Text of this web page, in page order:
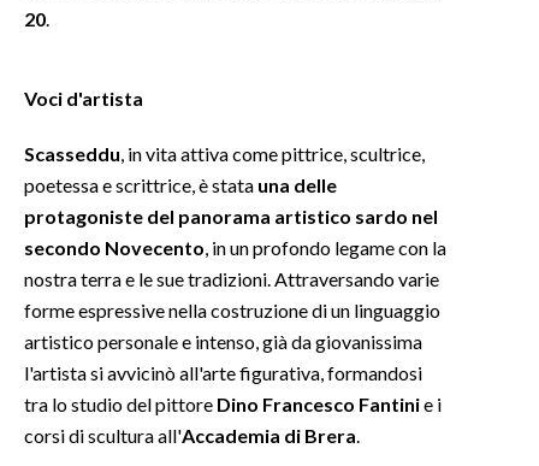
INSULARITÀ
ABBONATI
ANNUNCI
NECROLOGI
PUBBLICITÀ
20
Voci d'artista
Scasseddu , in vita attiva come pittrice, scultrice,
poetessa e scrittrice, è stata una delle
protagoniste del panorama artistico sardo nel
secondo Novecento , in un profondo legame con la
nostra terra e le sue tradizioni. Attraversando varie
forme espressive nella costruzione di un linguaggio
artistico personale e intenso, già da giovanissima
l'artista si avvicinò all'arte figurativa, formandosi
tra lo studio del pittore Dino Francesco Fantinie i
corsi di scultura all'Accademia di Brera